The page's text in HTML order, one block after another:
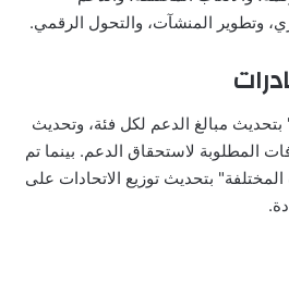
وتطوير المنشآت، والتحول الرقمي.
مبالغ الدعم لكل فئة، وتحديث
المطلوبة لاستحقاق الدعم. بينما تم
بتحديث توزيع الاتحادات على